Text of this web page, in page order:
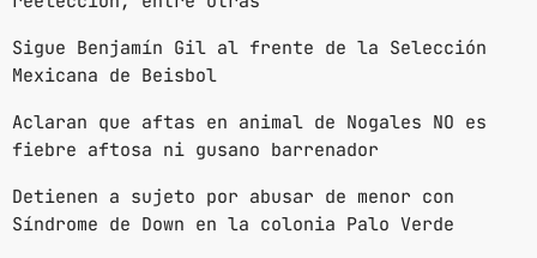
Sigue Benjamín Gil al frente de la Selección
Mexicana de Beisbol
Aclaran que aftas en animal de Nogales NO es
fiebre aftosa ni gusano barrenador
Detienen a sujeto por abusar de menor con
Síndrome de Down en la colonia Palo Verde